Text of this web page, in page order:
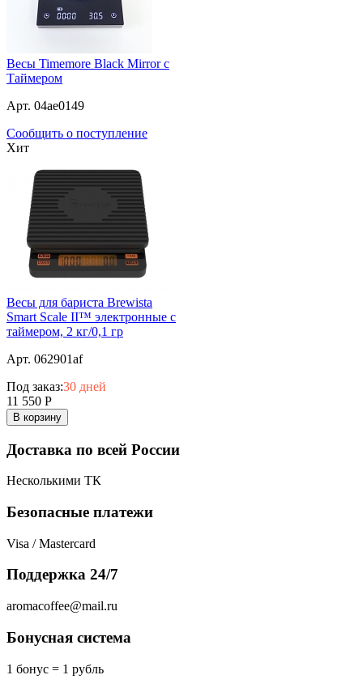
Весы Timemore Black Mirror с
Таймером
Арт. 04ae0149
Сообщить о поступление
Хит
Весы для бариста Brewista
Smart Scale II™ электронные с
таймером, 2 кг/0,1 гр
Арт. 062901af
Под заказ:30 дней
11 550 Р
В корзину
Доставка по всей России
Несколькими ТК
Безопасные платежи
Visa / Mastercard
Поддержка 24/7
aromacoffee@mail.ru
Бонусная система
1 бонус = 1 рубль